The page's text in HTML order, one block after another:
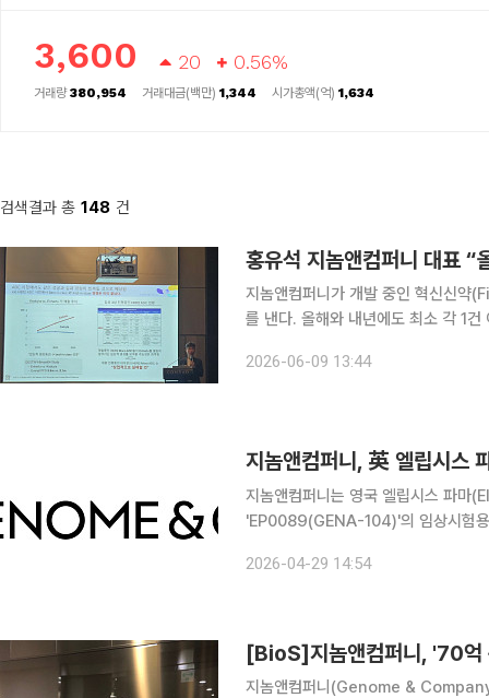
3,600 20 0.56%
거래량380,954 거래대금(백만) 1,344 시가총액(억) 1,634
검색결과 총 148 건
홍유석 지놈앤컴퍼니 대표 “
지놈앤컴퍼니가 개발 중인 혁신신
를 낸다. 올해와 내년에도 최소 각 1
약 개발 전략의 배경과 글로벌 기술이
2026-06-09 13:44
지놈앤컴퍼니는 영국 엘립시스 파
'EP0089(GENA-104)'의 임상시험
에 따라 발생했다. 지놈앤컴퍼니는 엘
2026-04-29 14:54
[BioS]지놈앤컴퍼니, '70억
지놈앤컴퍼니(Genome &